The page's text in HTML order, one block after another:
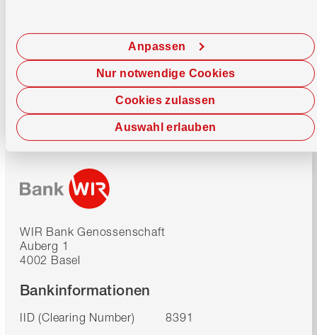
Cookies zulassen
Anpassen
Auswahl erlauben
Nur notwendige Cookies
Jetzt chatten
WIR Bank Genossenschaft
Auberg 1
4002 Basel
Bankinformationen
IID (Clearing Number)
8391